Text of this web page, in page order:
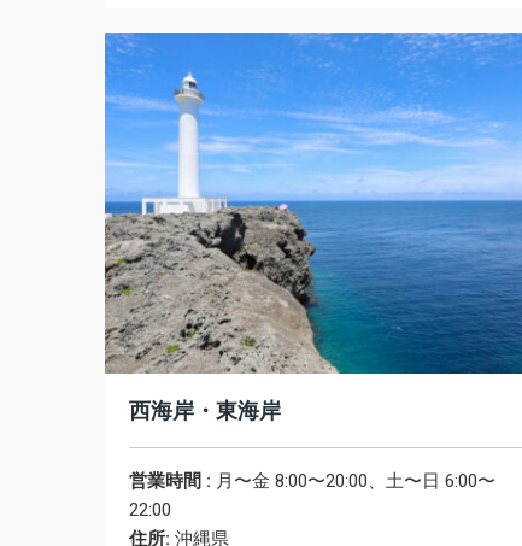
西海岸・東海岸
営業時間 : 月〜金 8:00〜20:00、土〜日 6:00〜
22:00
住所: 沖縄県